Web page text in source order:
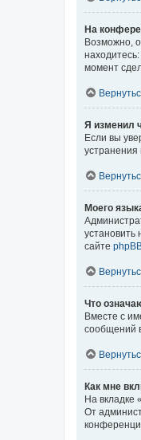
На
Возможно,
момент
Я изменил
Если вы
устранения
Моего
установить
сайте
Что
Вместе с
сообщений
Как мне
На вкладке
От